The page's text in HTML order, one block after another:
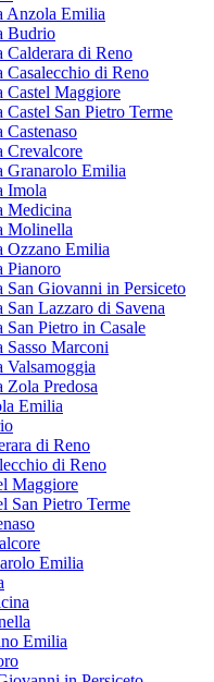
Anzola Emilia
Budrio
Calderara di Reno
Casalecchio di Reno
Castel Maggiore
San Pietro Terme
Crevalcore
Granarolo Emilia
Imola
Medicina
Molinella
Ozzano Emilia
Pianoro
San Giovanni in Persiceto
Lazzaro di Savena
Pietro in Casale
Sasso Marconi
Valsamoggia
Zola Predosa
Emilia
di Reno
di Reno
Maggiore
San Pietro Terme
Emilia
Emilia